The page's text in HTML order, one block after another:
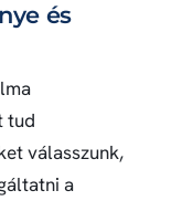
és
tud
válasszunk,
a